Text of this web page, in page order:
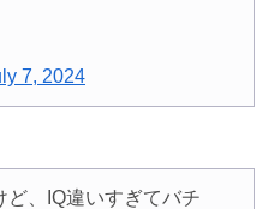
7, 2024
ど、IQ違いすぎてバチ